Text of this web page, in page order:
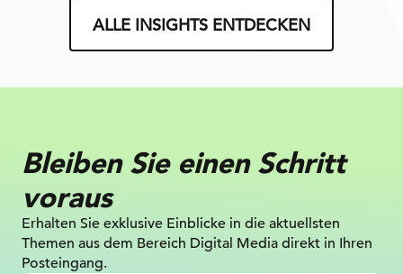
ALLE INSIGHTS ENTDECKEN
Bleiben Sie einen Schritt
voraus
Erhalten Sie exklusive Einblicke in die aktuellsten
Themen aus dem Bereich Digital Media direkt in Ihren
Posteingang.